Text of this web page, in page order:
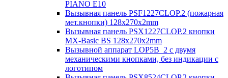
PIANO E10
Вызывная панель PSF1227CLOP.2 (пожарная
мет.кнопки) 128х270х2mm
Вызывная панель PSX1227CLOP.2 кнопки
MX-Basic BS 128х270х2mm
Вызывной аппарат LOP5B_2 с двумя
механическими кнопками, без индикации с
логотипом